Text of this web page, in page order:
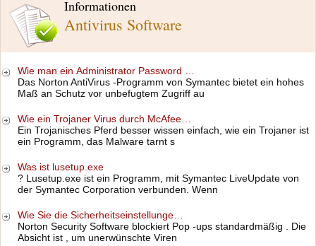
Informationen
Antivirus Software
Wie man ein Administrator Password …
Das Norton AntiVirus -Programm von Symantec bietet ein hohes
Maß an Schutz vor unbefugtem Zugriff au
Wie ein Trojaner Virus durch McAfee…
Ein Trojanisches Pferd besser wissen einfach, wie ein Trojaner ist
ein Programm, das Malware tarnt s
Was ist lusetup.exe
? Lusetup.exe ist ein Programm, mit Symantec LiveUpdate von
der Symantec Corporation verbunden. Wenn
Wie Sie die Sicherheitseinstellunge…
Norton Security Software blockiert Pop -ups standardmäßig . Die
Absicht ist , um unerwünschte Viren